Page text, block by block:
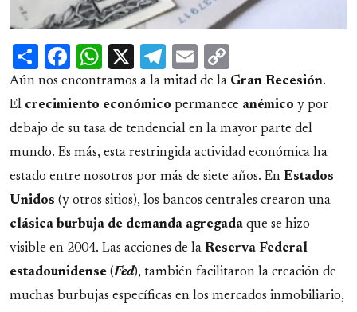
ShareFacebook
WhatsApp
X Telegram
Email
Link
Aún nos encontramos a la mitad de la Gran Recesión.
El crecimiento económico permanece anémico y por
debajo de su tasa de tendencial en la mayor parte del
mundo. Es más, esta restringida actividad económica ha
estado entre nosotros por más de siete años. En Estados
Unidos (y otros sitios), los bancos centrales crearon una
clásica burbuja de demanda agregada que se hizo
visible en 2004. Las acciones de la Reserva Federal
estadounidense (Fed), también facilitaron la creación de
muchas burbujas específicas en los mercados inmobiliario,